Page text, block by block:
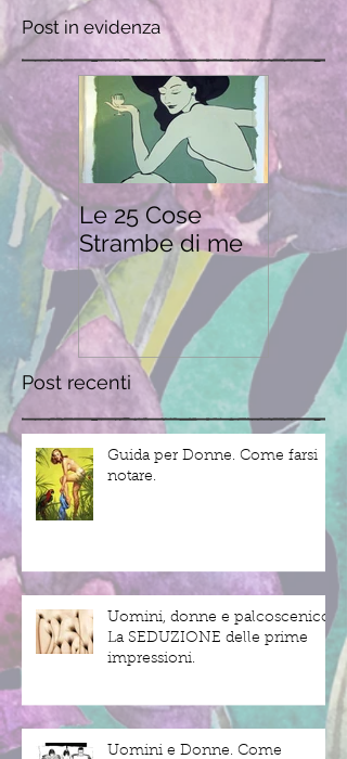
Post in evidenza
Le 25 Cose
Strambe di me
Post recenti
Guida per Donne. Come farsi
notare.
Uomini, donne e palcoscenico.
La SEDUZIONE delle prime
impressioni.
Uomini e Donne. Come